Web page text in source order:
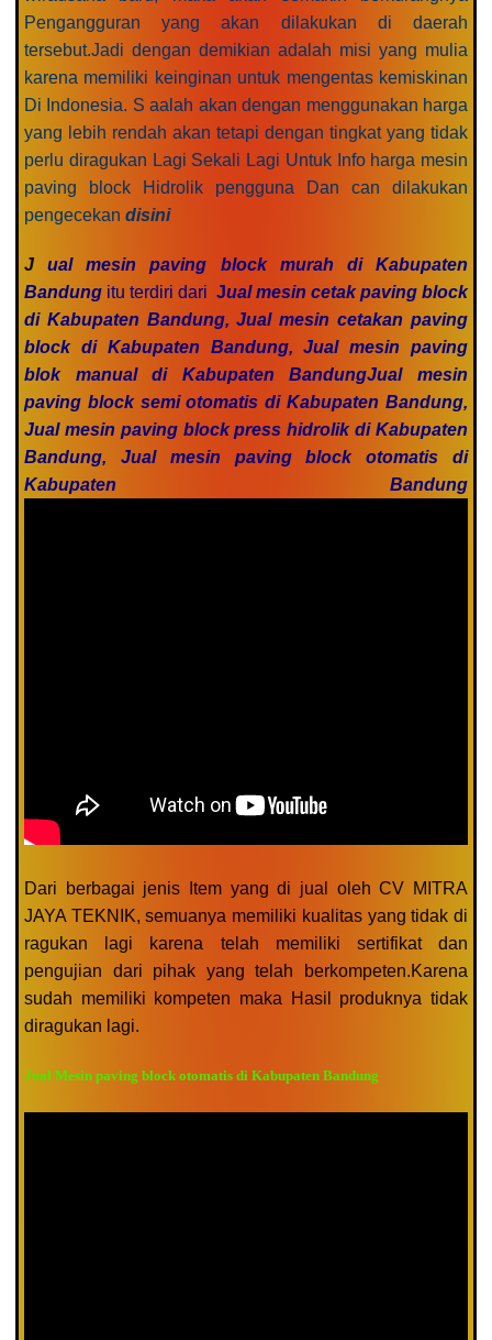
Pengangguran yang akan dilakukan di daerah
tersebut.Jadi dengan demikian adalah misi yang mulia
karena memiliki keinginan untuk mengentas kemiskinan
Di Indonesia. S aalah akan dengan menggunakan harga
yang lebih rendah akan tetapi dengan tingkat yang tidak
perlu diragukan Lagi Sekali Lagi Untuk Info harga mesin
paving block Hidrolik pengguna Dan can dilakukan
pengecekan disini
Jual mesin paving block murah di Kabupaten
Bandung itu terdiri dari Jual mesin cetak paving block
di Kabupaten Bandung, Jual mesin cetakan paving
block di Kabupaten Bandung, Jual mesin paving
blok manual di Kabupaten BandungJual mesin
paving block semi otomatis di Kabupaten Bandung,
Jual mesin paving block press hidrolik di Kabupaten
Bandung, Jual mesin paving block otomatis di
Kabupaten Bandung
Dari berbagai jenis Item yang di jual oleh CV MITRA
JAYA TEKNIK, semuanya memiliki kualitas yang tidak di
ragukan lagi karena telah memiliki sertifikat dan
pengujian dari pihak yang telah berkompeten.Karena
sudah memiliki kompeten maka Hasil produknya tidak
diragukan lagi.
Jual Mesin paving block otomatis di Kabupaten Bandung